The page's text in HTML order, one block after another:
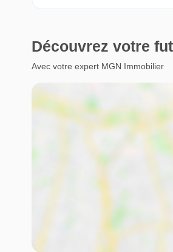
Découvrez votre
Avec votre expert MGN Immobilier